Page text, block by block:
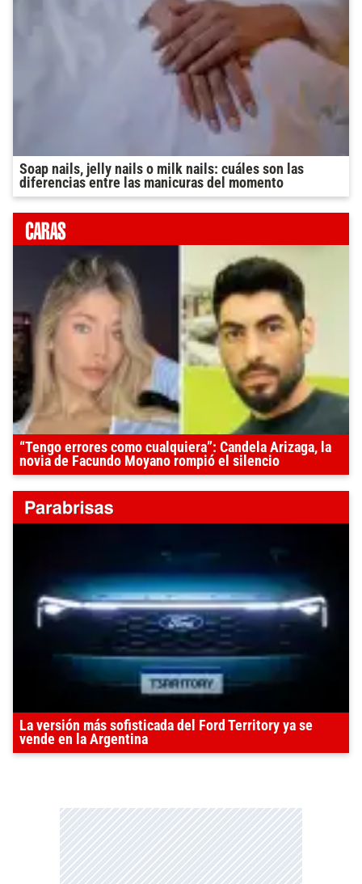
Soap nails, jelly nails o milk nails: cuáles son las
diferencias entre las manicuras del momento
“Tengo errores como cualquiera”: Candela Arizaga, la
novia de Facundo Moyano rompió el silencio
La versión más sofisticada del Ford Territory ya se
vende en la Argentina